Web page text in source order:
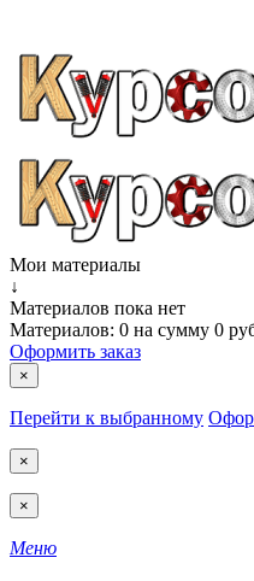
Мои материалы
↓
Материалов пока нет
Материалов: 0 на сумму 0
Оформить заказ
×
Перейти к выбранному
×
×
Меню